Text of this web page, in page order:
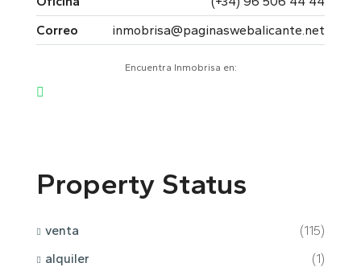
Correo
inmobrisa@paginaswebalicante.net
Encuentra Inmobrisa en:
Property Status
venta
(115)
alquiler
(1)